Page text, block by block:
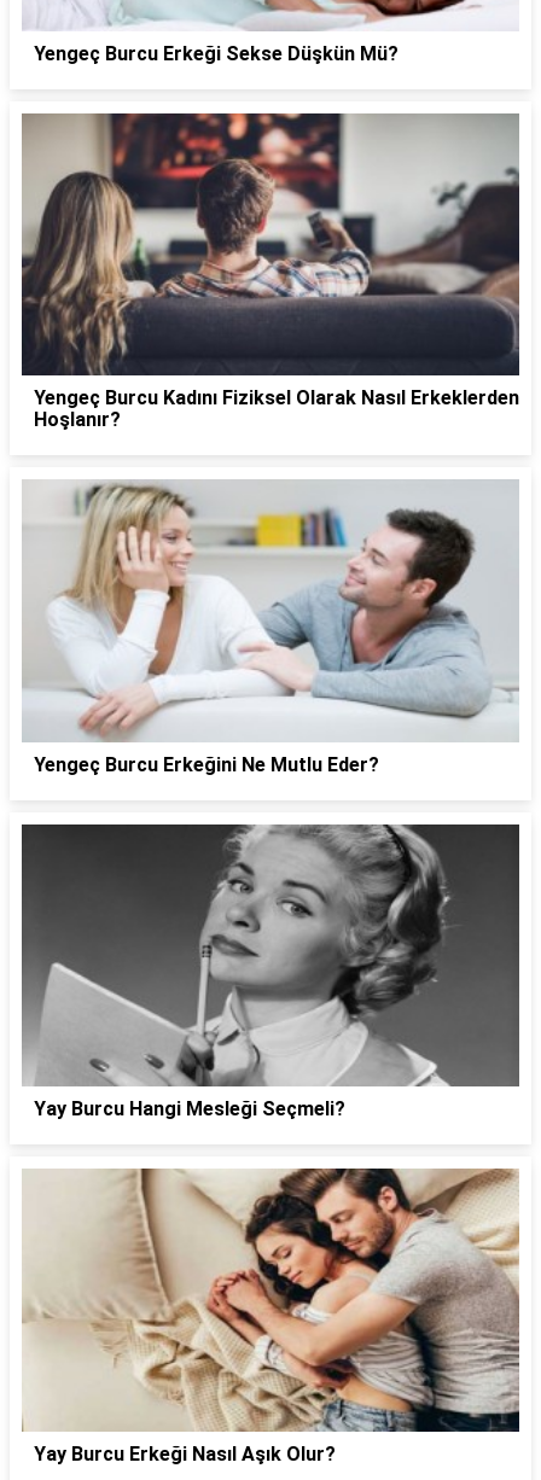
Yengeç Burcu Erkeği Sekse Düşkün Mü?
Yengeç Burcu Kadını Fiziksel Olarak Nasıl Erkeklerden
Hoşlanır?
Yengeç Burcu Erkeğini Ne Mutlu Eder?
Yay Burcu Hangi Mesleği Seçmeli?
Yay Burcu Erkeği Nasıl Aşık Olur?